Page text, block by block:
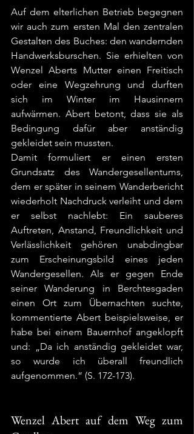
Auf dem elterlichen Betrieb begegnen
wir auch zum ersten Mal den zentralen
Gestalten des Buches: den wandernden
Handwerksburschen. Sie erhielten von
Wenzel Aberts Mutter einen Freitisch
oder eine Wegzehrung und durften
sich im Winter im Hausinnern
aufwärmen. Abert betont, dass sie als
Bedingung dafür aber anständig
gekleidet sein mussten.
Damit formuliert er einen ersten
Grundsatz des Wandergesellentums,
dem er später in seinem Wanderbericht
wiederholt Nachdruck verleiht und dem
er selbst nachlebt: Ein sauberes
Auftreten, Anstand, Freundlichkeit und
Verlässlichkeit gehören unabdingbar
zum Erscheinungsbild eines jeden
Wandergesellen. Als er gegen Ende
seiner Wanderung in Berchtesgaden
einen Ort zum Übernachten suchte,
kommentierte Abert beispielsweise, er
habe bei einem Bauernhof angeklopft
und: „Da ich anständig gekleidet war,
so wurde ich überall freundlich
aufgenommen.“ (S. 172-173).
Wenzel Abert auf dem Weg zum